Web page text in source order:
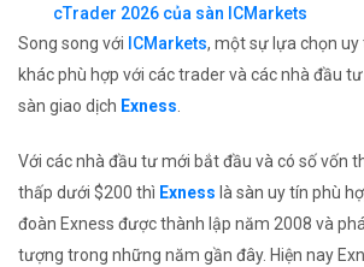
cTrader 2026 của sàn ICMarkets
Song song với ICMarkets, một sự lựa chọn
khác phù hợp với các trader và các nhà đầu
sàn giao dịch Exness.
Với các nhà đầu tư mới bắt đầu và có số vốn
thấp dưới $200 thì Exness là sàn uy tín phù
đoàn Exness được thành lập năm 2008 và
tượng trong những năm gần đây. Hiện nay